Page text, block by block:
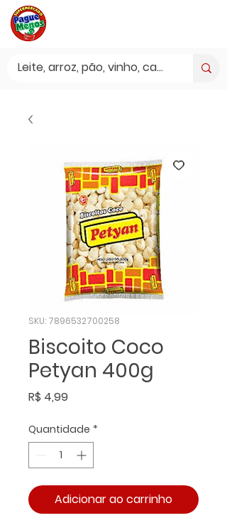
SKU: 7896532700258
Biscoito Coco
Petyan 400g
R$ 4,99Preço
Quantidade *
Adicionar ao carrinho